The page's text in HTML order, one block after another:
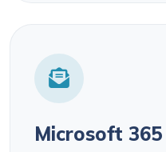
Microsoft 365